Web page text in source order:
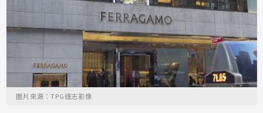
圖片來源：TPG達志影像